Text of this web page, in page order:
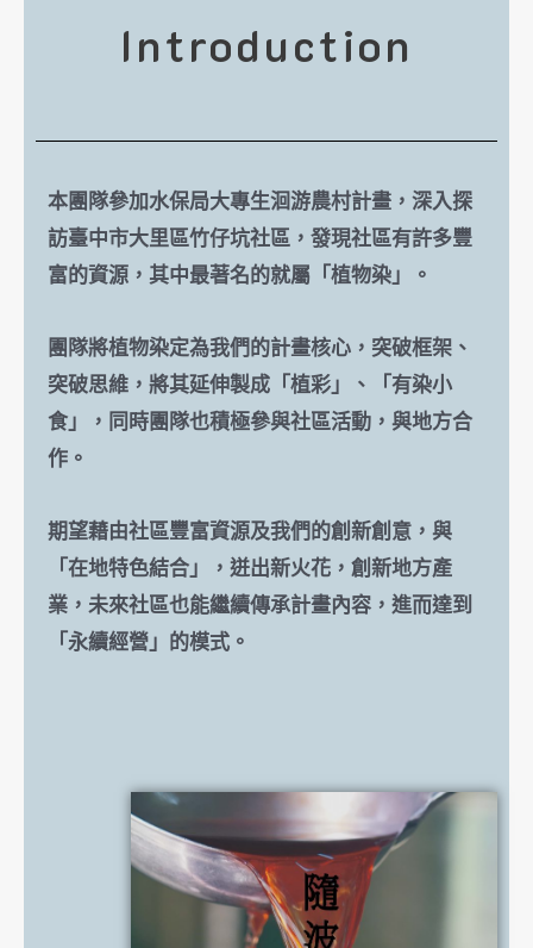
Introduction
本團隊參加水保局大專生洄游農村計畫，深入探
訪臺中市大里區竹仔坑社區，發現社區有許多豐
富的資源，其中最著名的就屬「植物染」。
團隊將植物染定為我們的計畫核心，突破框架、
突破思維，將其延伸製成「植彩」、「有染小
食」，同時團隊也積極參與社區活動，與地方合
作。
期望藉由社區豐富資源及我們的創新創意，與
「在地特色結合」，迸出新火花，創新地方產
業，未來社區也能繼續傳承計畫內容，進而達到
「永續經營」的模式。